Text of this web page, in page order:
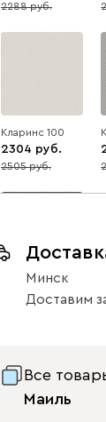
8
2288
Кларинс 100
2304
8
2505
2304
Вулли
Минск
Доставим
Все
Маиль